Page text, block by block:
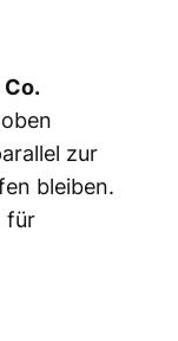
Co.
zur
bleiben.
für